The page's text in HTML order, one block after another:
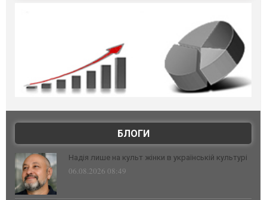
БЛОГИ
Надія лише на культ жінки в українській культурі
06.08.2026 08:49